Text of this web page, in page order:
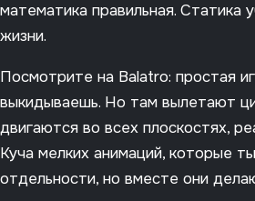
математика правильная. Статика
жизни.
Посмотрите на Balatro: простая
выкидываешь. Но там вылетают
двигаются во всех плоскостях,
Куча мелких анимаций, которые
отдельности, но вместе они